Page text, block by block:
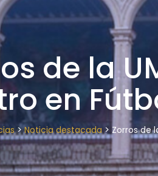
de la
en
>Noticia destacada> Zorros de